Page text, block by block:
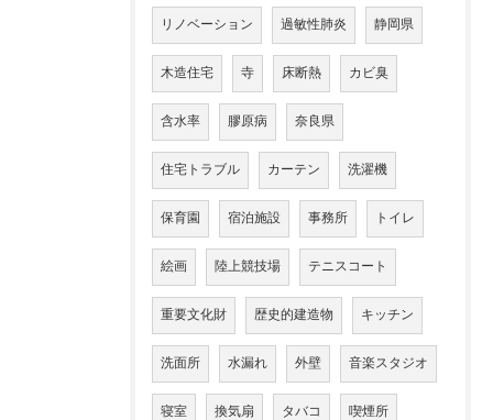
リノベーション 過敏性肺炎 静岡県
木造住宅 寺 床断熱 カビ臭
含水率 膠原病 奈良県
住宅トラブル カーテン 洗濯機
保育園 宿泊施設 事務所 トイレ
絵画 陸上競技場 テニスコート
重要文化財 歴史的建造物 キッチン
洗面所 水漏れ 外壁 音楽スタジオ
寝室 換気扇 タバコ 喫煙所